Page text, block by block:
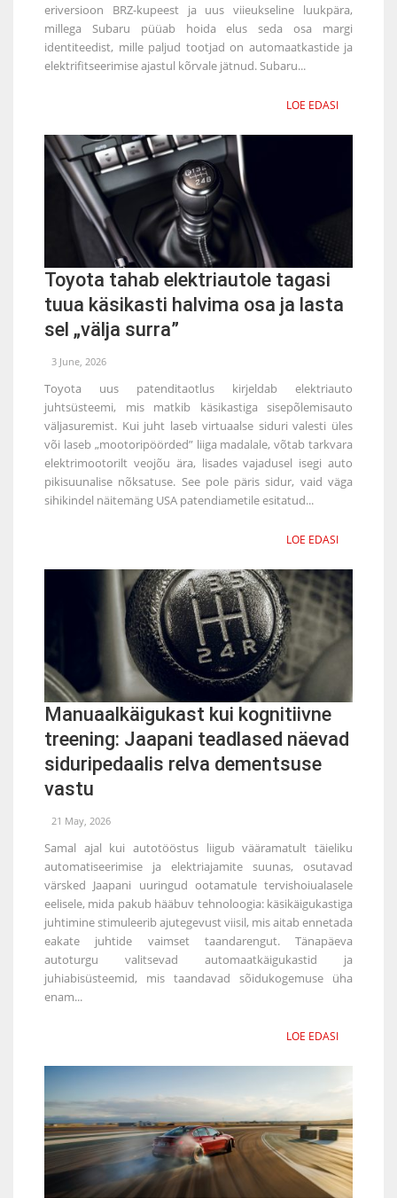
eriversioon BRZ-kupeest ja uus viieukseline luukpära,
millega Subaru püüab hoida elus seda osa margi
identiteedist, mille paljud tootjad on automaatkastide ja
elektrifitseerimise ajastul kõrvale jätnud. Subaru...
LOE EDASI
Toyota tahab elektriautole tagasi
tuua käsikasti halvima osa ja lasta
sel „välja surra”
3 June, 2026
Toyota uus patenditaotlus kirjeldab elektriauto
juhtsüsteemi, mis matkib käsikastiga sisepõlemisauto
väljasuremist. Kui juht laseb virtuaalse siduri valesti üles
või laseb „mootoripöörded” liiga madalale, võtab tarkvara
elektrimootorilt veojõu ära, lisades vajadusel isegi auto
pikisuunalise nõksatuse. See pole päris sidur, vaid väga
sihikindel näitemäng USA patendiametile esitatud...
LOE EDASI
Manuaalkäigukast kui kognitiivne
treening: Jaapani teadlased näevad
siduripedaalis relva dementsuse
vastu
21 May, 2026
Samal ajal kui autotööstus liigub vääramatult täieliku
automatiseerimise ja elektriajamite suunas, osutavad
värsked Jaapani uuringud ootamatule tervishoiualasele
eelisele, mida pakub hääbuv tehnoloogia: käsikäigukastiga
juhtimine stimuleerib ajutegevust viisil, mis aitab ennetada
eakate juhtide vaimset taandarengut. Tänapäeva
autoturgu valitsevad automaatkäigukastid ja
juhiabisüsteemid, mis taandavad sõidukogemuse üha
enam...
LOE EDASI